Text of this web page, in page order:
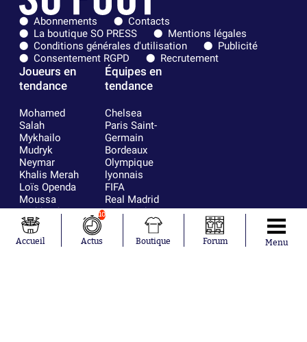
Abonnements
Contacts
La boutique SO PRESS
Mentions légales
Conditions générales d'utilisation
Publicité
Consentement RGPD
Recrutement
Joueurs en
tendance
Mohamed
Salah
Mykhailo
Mudryk
Neymar
Khalis Merah
Loïs Openda
Moussa
Niakhaté
Nicolás
Tagliafico
Pavel Šulc
Équipes en
tendance
Chelsea
Paris Saint-
Germain
Bordeaux
Olympique
lyonnais
FIFA
Real Madrid
RC Strasbourg
AC Milan
RC Lens
Accueil
10
Actus Boutique Forum Menu